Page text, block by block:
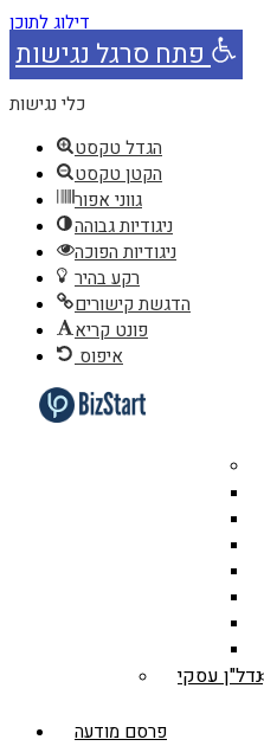
דילוג לתוכן
פתח סרגל נגישות
כלי נגישות
הגדל טקסט
הקטן טקסט
גווני אפור
ניגודיות גבוהה
ניגודיות הפוכה
רקע בהיר
הדגשת קישורים
פונט קריא
איפוס
נדל"ן עסקי
פרסם מודעה